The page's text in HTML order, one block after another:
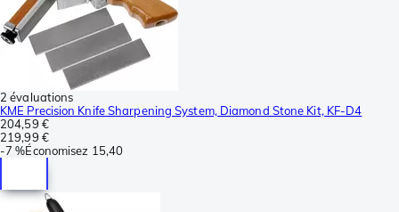
2 évaluations
KME Precision Knife Sharpening System, Diamond Stone Kit, KF-D4
204,59 €
219,99 €
-7 %Économisez 15,40